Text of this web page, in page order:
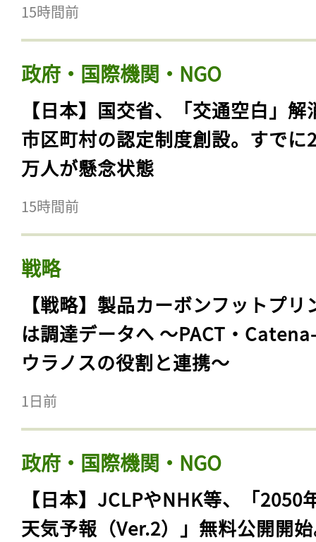
15時間前
政府・国際機関・NGO
【日本】国交省、「交通空白」解
市区町村の認定制度創設。すでに
万人が懸念状態
15時間前
戦略
【戦略】製品カーボンフットプリ
は調達データへ 〜PACT・
ウラノスの役割と連携〜
1日前
政府・国際機関・NGO
【日本】JCLPやNHK等、「2050
天気予報（Ver.2）」無料公開開